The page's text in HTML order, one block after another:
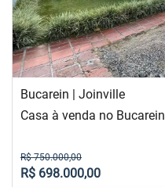
Bucarein | Joinville
Casa à venda no Bucarein
R$ 750.000,00
R$ 698.000,00